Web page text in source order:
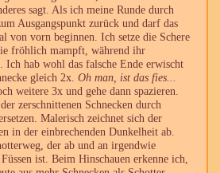
sagt. Als ich meine Runde durch
Ausgangspunkt zurück und darf das
von vorn beginnen. Ich setze die Schere
fröhlich mampft, während ihr
hab wohl das falsche Ende erwischt
gleich 2x. Oh man, ist das fies...
weitere 3x und gehe dann spazieren.
zerschnittenen Schnecken durch
Malerisch zeichnet sich der
in der einbrechenden Dunkelheit ab.
der ab und an irgendwie
ist. Beim Hinschauen erkenne ich,